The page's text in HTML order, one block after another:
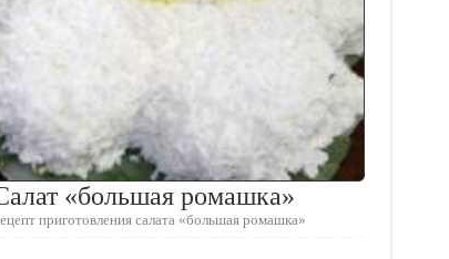
«большая ромашка»
приготовления салата «большая ромашка»